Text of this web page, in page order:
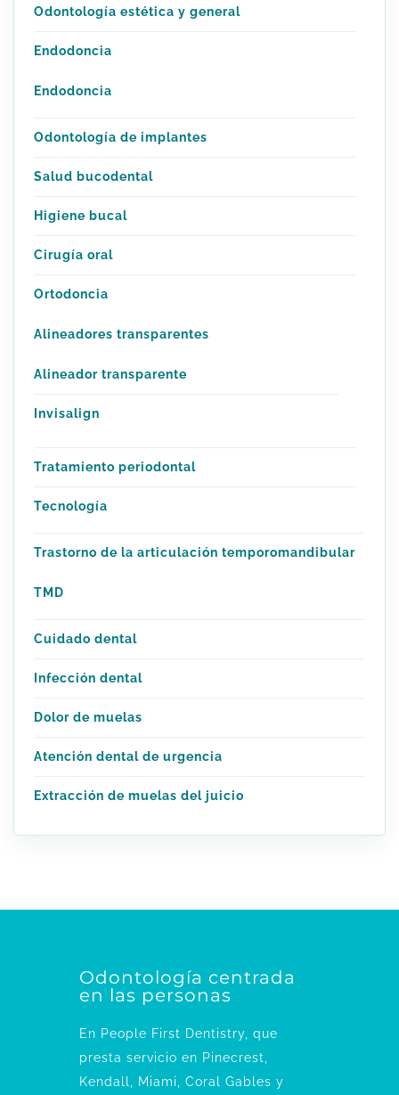
Odontología estética y general
Endodoncia
Endodoncia
Odontología de implantes
Salud bucodental
Higiene bucal
Cirugía oral
Ortodoncia
Alineadores transparentes
Alineador transparente
Invisalign
Tratamiento periodontal
Tecnología
Trastorno de la articulación temporomandibular
TMD
Cuidado dental
Infección dental
Dolor de muelas
Atención dental de urgencia
Extracción de muelas del juicio
Odontología centrada
en las personas
En People First Dentistry, que
presta servicio en Pinecrest,
Kendall, Miami, Coral Gables y